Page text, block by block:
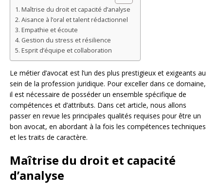
Maîtrise du droit et capacité d’analyse
Aisance à l’oral et talent rédactionnel
Empathie et écoute
Gestion du stress et résilience
Esprit d’équipe et collaboration
Le métier d’avocat est l’un des plus prestigieux et exigeants au
sein de la profession juridique. Pour exceller dans ce domaine,
il est nécessaire de posséder un ensemble spécifique de
compétences et d’attributs. Dans cet article, nous allons
passer en revue les principales qualités requises pour être un
bon avocat, en abordant à la fois les compétences techniques
et les traits de caractère.
Maîtrise du droit et capacité
d’analyse